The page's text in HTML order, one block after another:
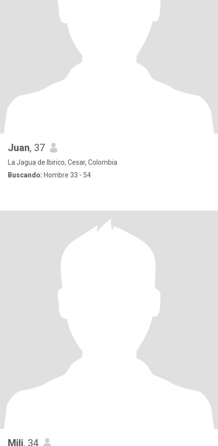
Juan, 37
La Jagua de Ibirico, Cesar, Colombia
Buscando: Hombre 33 - 54
Mili, 34